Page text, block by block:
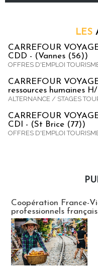
LES
CARREFOUR
CDD - (Vannes (56))
OFFRES D'EMPLOI
CARREFOUR
ressources humaines
ALTERNANCE / STAGES
CARREFOUR
CDI - (St Brice (77))
OFFRES D'EMPLOI
Coopération France-
professionnels